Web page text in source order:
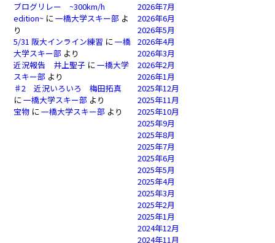
ブログリレー ~300km/h
edition~ に一橋大学スキー部 よ
り
5/31 阪大インライン練習 に一橋
大学スキー部 より
近況報告 井上聖子 に一橋大学
スキー部 より
♯2 近況いろいろ 梅田拓真
に一橋大学スキー部 より
宝物 に一橋大学スキー部 より
2026年7月
2026年6月
2026年5月
2026年4月
2026年3月
2026年2月
2026年1月
2025年12月
2025年11月
2025年10月
2025年9月
2025年8月
2025年7月
2025年6月
2025年5月
2025年4月
2025年3月
2025年2月
2025年1月
2024年12月
2024年11月